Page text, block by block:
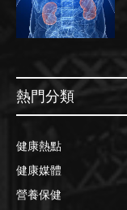
熱門分類
健康熱點
健康媒體
營養保健